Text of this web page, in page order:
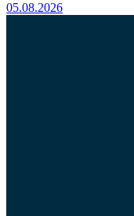
05.08.2026